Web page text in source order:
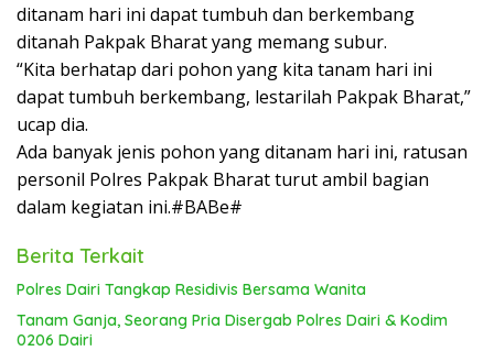
ditanam hari ini dapat tumbuh dan berkembang
ditanah Pakpak Bharat yang memang subur.
“Kita berhatap dari pohon yang kita tanam hari ini
dapat tumbuh berkembang, lestarilah Pakpak Bharat,”
ucap dia.
Ada banyak jenis pohon yang ditanam hari ini, ratusan
personil Polres Pakpak Bharat turut ambil bagian
dalam kegiatan ini.#BABe#
Berita Terkait
Polres Dairi Tangkap Residivis Bersama Wanita
Tanam Ganja, Seorang Pria Disergab Polres Dairi & Kodim
0206 Dairi